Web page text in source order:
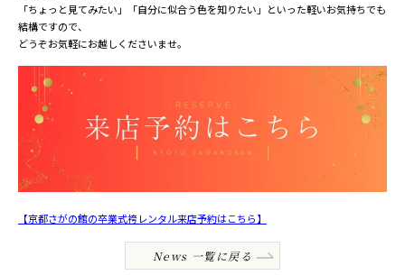
「ちょっと見てみたい」「自分に似合う色を知りたい」といった軽いお気持ちでも
結構ですので、
どうぞお気軽にお越しくださいませ。
【京都さがの館の卒業式袴レンタル来店予約はこちら】
News 一覧に戻る